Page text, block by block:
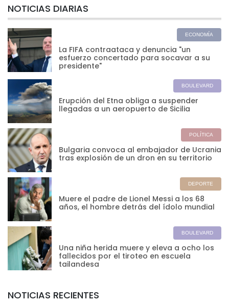
NOTICIAS RECIENTES
en medio de una reñida carrera electoral en Israel.
NOTICIAS DIARIAS
ECONOMÍA
La FIFA contraataca y denuncia "un
esfuerzo concertado para socavar a su
presidente"
BOULEVARD
Erupción del Etna obliga a suspender
llegadas a un aeropuerto de Sicilia
POLÍTICA
Bulgaria convoca al embajador de Ucrania
tras explosión de un dron en su territorio
DEPORTE
Muere el padre de Lionel Messi a los 68
años, el hombre detrás del ídolo mundial
BOULEVARD
Una niña herida muere y eleva a ocho los
fallecidos por el tiroteo en escuela
tailandesa